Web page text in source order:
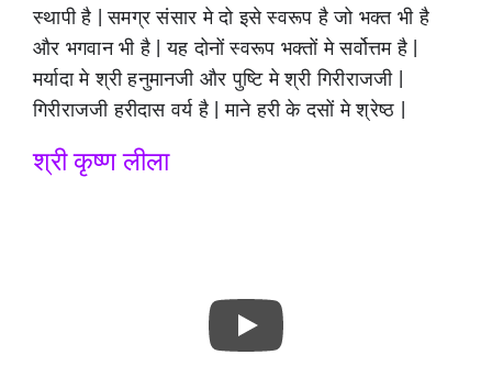
स्थापी है | समग्र संसार मे दो इसे स्वरूप है जो भक्त भी है
और भगवान भी है | यह दोनों स्वरूप भक्तों मे सर्वोत्तम है |
मर्यादा मे श्री हनुमानजी और पुष्टि मे श्री गिरीराजजी |
गिरीराजजी हरीदास वर्य है | माने हरी के दसों मे श्रेष्ठ |
श्री कृष्ण लीला